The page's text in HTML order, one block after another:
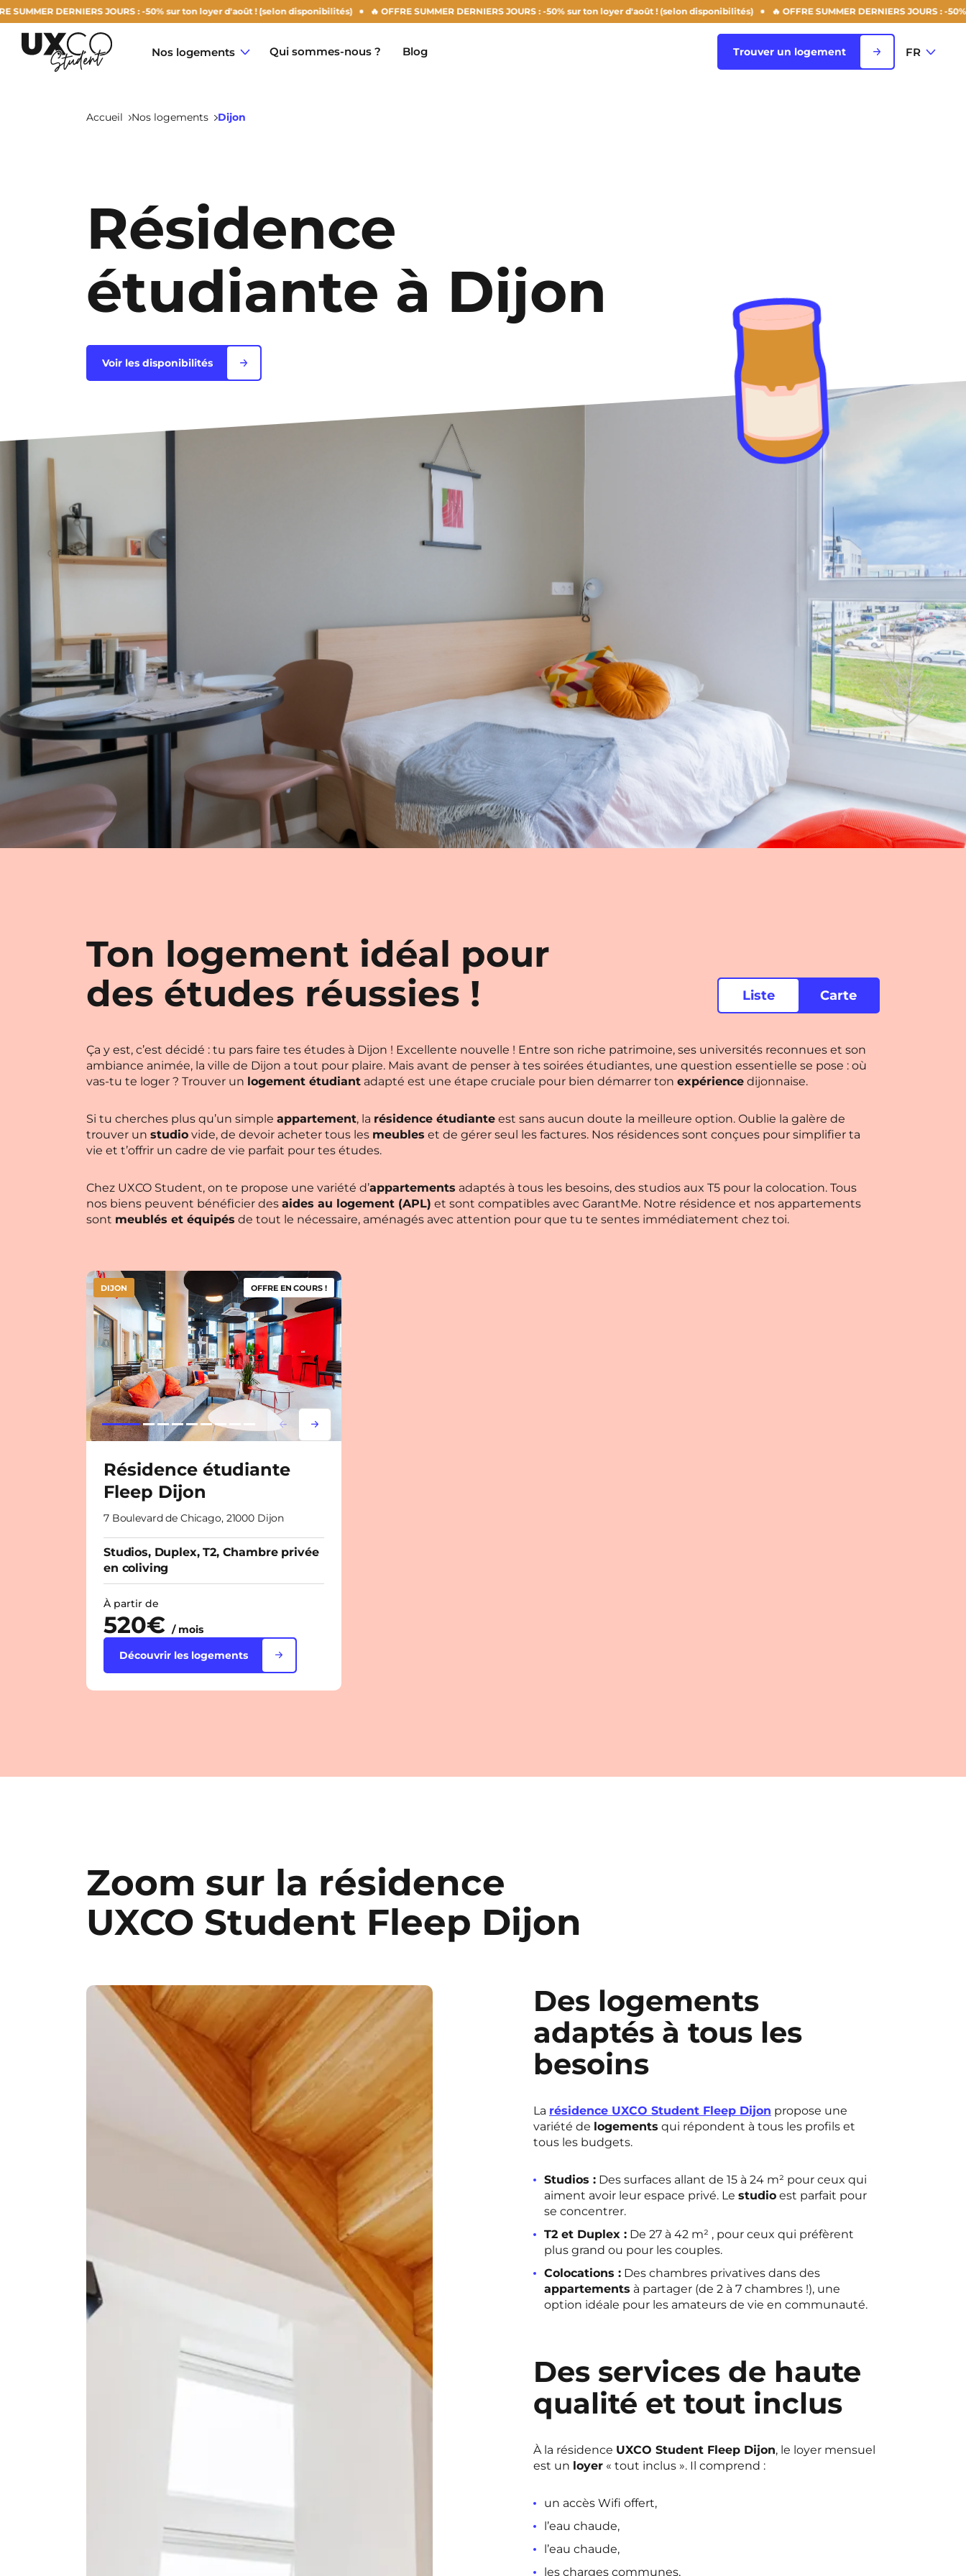
DERNIERS JOURS : -50% sur ton loyer d'août ! (selon disponibilités) 🔥 OFFRE SUMMER DERNIERS JOURS : -50% sur ton loyer d'août ! (selon disponibilités) 🔥 OFFRE SUMMER DERNIERS JOURS : -50% sur ton
Nos logements
Archamps
Aulnoy-Lez-Valenciennes
Bezons
Dijon
Grenoble
Nîmes
Noisy-Le-Grand
Paris
Strasbourg
NEW!
Valenciennes
Qui sommes-nous ? Blog Trouver un logement FR
Accueil Nos logements Dijon
Résidence
étudiante à Dijon
Voir les disponibilités
Ton logement idéal pour
des études réussies !
Liste Carte
Ça y est, c’est décidé : tu pars faire tes études à Dijon ! Excellente nouvelle ! Entre son riche patrimoine, ses universités reconnues et son
ambiance animée, la ville de Dijon a tout pour plaire. Mais avant de penser à tes soirées étudiantes, une question essentielle se pose : où
vas-tu te loger ? Trouver un logement étudiant adapté est une étape cruciale pour bien démarrer ton expérience dijonnaise.
Si tu cherches plus qu’un simple appartement, la résidence étudiante est sans aucun doute la meilleure option. Oublie la galère de
trouver un studio vide, de devoir acheter tous les meubles et de gérer seul les factures. Nos résidences sont conçues pour simplifier ta
vie et t’offrir un cadre de vie parfait pour tes études.
Chez UXCO Student, on te propose une variété d’appartements adaptés à tous les besoins, des studios aux T5 pour la colocation. Tous
nos biens peuvent bénéficier des aides au logement (APL) et sont compatibles avec GarantMe. Notre résidence et nos appartements
sont meublés et équipés de tout le nécessaire, aménagés avec attention pour que tu te sentes immédiatement chez toi.
Lorem ipsumLorem ipsum
DIJON OFFRE EN COURS !
Résidence étudiante
Fleep Dijon
7 Boulevard de Chicago, 21000 Dijon
Studios, Duplex, T2, Chambre privée
en coliving
À partir de
520€ / mois
Découvrir les logements
Zoom sur la résidence
UXCO Student Fleep Dijon
Des logements
adaptés à tous les
besoins
La résidence UXCO Student Fleep Dijon propose une
variété de logements qui répondent à tous les profils et
tous les budgets.
Studios :Des surfaces allant de 15 à 24 m² pour ceux qui
aiment avoir leur espace privé. Le studioest parfait pour
se concentrer.
T2 et Duplex :De 27 à 42 m² , pour ceux qui préfèrent
plus grand ou pour les couples.
Colocations :Des chambres privatives dans des
appartements à partager (de 2 à 7 chambres !), une
option idéale pour les amateurs de vie en communauté.
Des services de haute
qualité et tout inclus
À la résidence UXCO Student Fleep Dijon, le loyer mensuel
est un loyer« tout inclus ». Il comprend :
un accès Wifi offert,
l’eau chaude,
l’eau chaude,
les charges communes,